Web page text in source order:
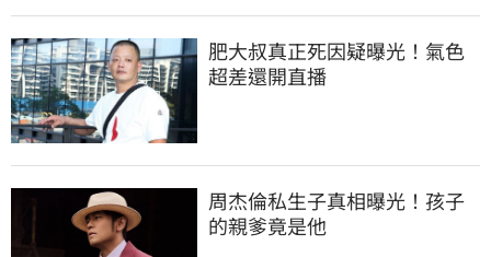
肥大叔真正死因疑曝光！氣色
超差還開直播
周杰倫私生子真相曝光！孩子
的親爹竟是他